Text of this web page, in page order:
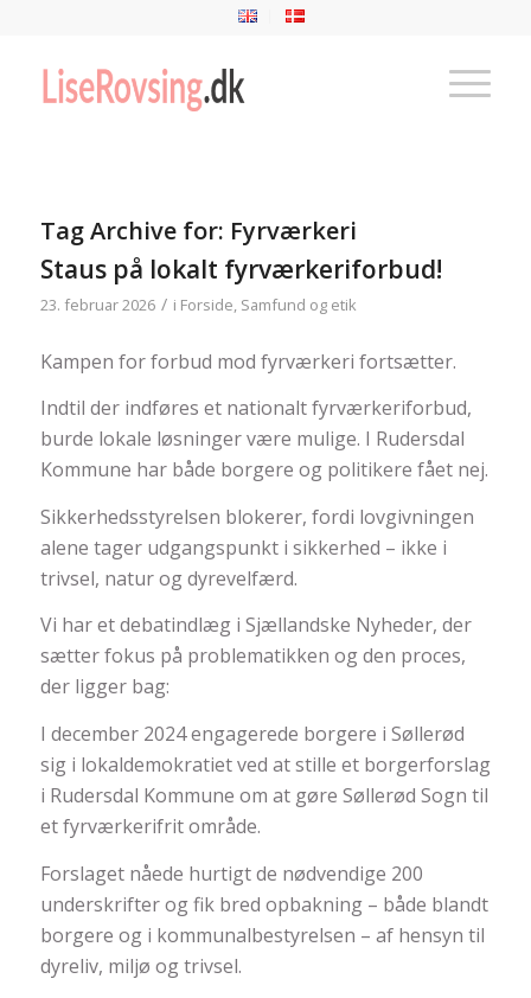
Tag Archive for: Fyrværkeri
Staus på lokalt fyrværkeriforbud!
23. februar 2026 / i Forside, Samfund og etik
Kampen for forbud mod fyrværkeri fortsætter.
Indtil der indføres et nationalt fyrværkeriforbud,
burde lokale løsninger være mulige. I Rudersdal
Kommune har både borgere og politikere fået nej.
Sikkerhedsstyrelsen blokerer, fordi lovgivningen
alene tager udgangspunkt i sikkerhed – ikke i
trivsel, natur og dyrevelfærd.
Vi har et debatindlæg i Sjællandske Nyheder, der
sætter fokus på problematikken og den proces,
der ligger bag:
I december 2024 engagerede borgere i Søllerød
sig i lokaldemokratiet ved at stille et borgerforslag
i Rudersdal Kommune om at gøre Søllerød Sogn til
et fyrværkerifrit område.
Forslaget nåede hurtigt de nødvendige 200
underskrifter og fik bred opbakning – både blandt
borgere og i kommunalbestyrelsen – af hensyn til
dyreliv, miljø og trivsel.